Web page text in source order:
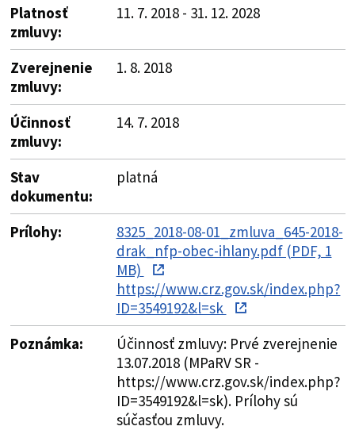
Platnosť
zmluvy:
11. 7. 2018 - 31. 12. 2028
Zverejnenie
zmluvy:
1. 8. 2018
Účinnosť
zmluvy:
14. 7. 2018
Stav
dokumentu:
platná
Prílohy:
8325_2018-08-01_zmluva_645-2018-
drak_nfp-obec-ihlany.pdf (PDF, 1
MB)
https://www.crz.gov.sk/index.php?
ID=3549192&l=sk
Poznámka:
Účinnosť zmluvy: Prvé zverejnenie
13.07.2018 (MPaRV SR -
https://www.crz.gov.sk/index.php?
ID=3549192&l=sk). Prílohy sú
súčasťou zmluvy.